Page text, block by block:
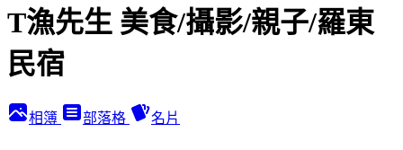
T漁先生 美食/攝影/親子/羅東
民宿
相簿 部落格 名片